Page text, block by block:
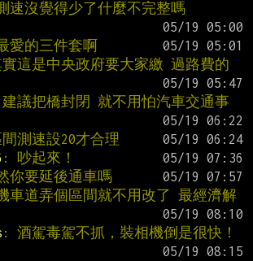
速沒覺得少了什麼不完整嗎
愛的三件套啊
這是中央政府要大家繳 過路費的
議把橋封閉 就不用怕汽車交通事
測速設20才合理
: 吵起來！
你要延後通車嗎
車道弄個區間就不用改了 最經濟解
: 酒駕毒駕不抓，裝相機倒是很快！